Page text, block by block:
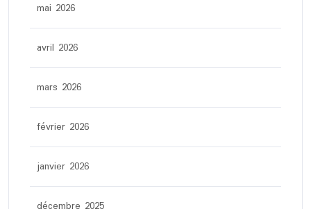
mai 2026
avril 2026
mars 2026
février 2026
janvier 2026